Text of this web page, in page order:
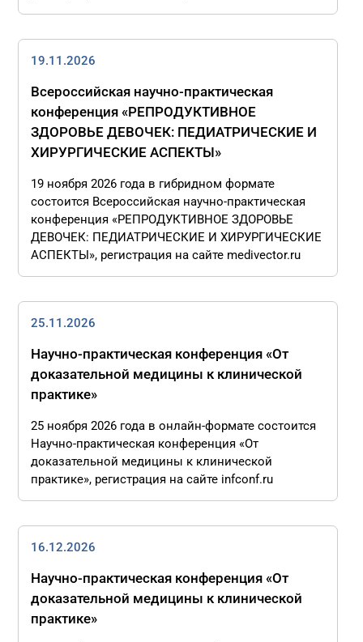
19.11.2026
Всероссийская научно-практическая
конференция «РЕПРОДУКТИВНОЕ
ЗДОРОВЬЕ ДЕВОЧЕК: ПЕДИАТРИЧЕСКИЕ И
ХИРУРГИЧЕСКИЕ АСПЕКТЫ»
19 ноября 2026 года в гибридном формате
состоится Всероссийская научно-практическая
конференция «РЕПРОДУКТИВНОЕ ЗДОРОВЬЕ
ДЕВОЧЕК: ПЕДИАТРИЧЕСКИЕ И ХИРУРГИЧЕСКИЕ
АСПЕКТЫ», регистрация на сайте medivector.ru
25.11.2026
Научно-практическая конференция «От
доказательной медицины к клинической
практике»
25 ноября 2026 года в онлайн-формате состоится
Научно-практическая конференция «От
доказательной медицины к клинической
практике», регистрация на сайте infconf.ru
16.12.2026
Научно-практическая конференция «От
доказательной медицины к клинической
практике»